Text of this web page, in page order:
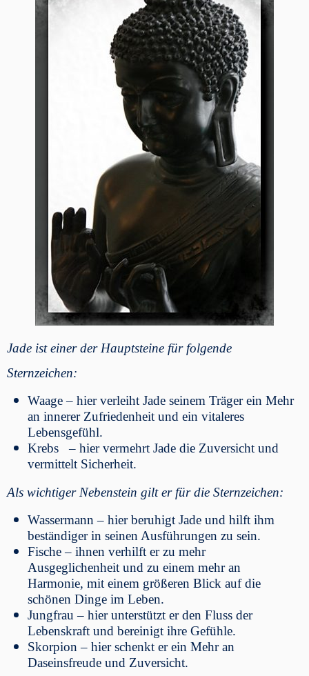
Jade ist einer der Hauptsteine für folgende
Sternzeichen:
Waage – hier verleiht Jade seinem Träger ein Mehr
an innerer Zufriedenheit und ein vitaleres
Lebensgefühl.
Krebs – hier vermehrt Jade die Zuversicht und
vermittelt Sicherheit.
Als wichtiger Nebenstein gilt er für die Sternzeichen:
Wassermann – hier beruhigt Jade und hilft ihm
beständiger in seinen Ausführungen zu sein.
Fische – ihnen verhilft er zu mehr
Ausgeglichenheit und zu einem mehr an
Harmonie, mit einem größeren Blick auf die
schönen Dinge im Leben.
Jungfrau – hier unterstützt er den Fluss der
Lebenskraft und bereinigt ihre Gefühle.
Skorpion – hier schenkt er ein Mehr an
Daseinsfreude und Zuversicht.